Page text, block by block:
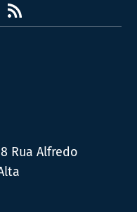
RSS
Rua Alfredo